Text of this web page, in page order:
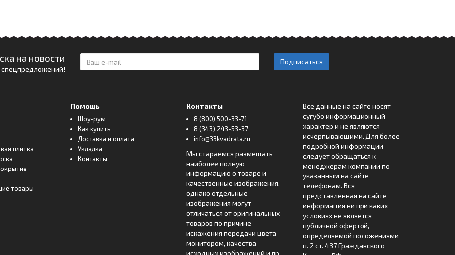
на новости
спецпредложений!
Подписаться
плитка
товары
Помощь
Шоу-рум
Как купить
Доставка и оплата
Укладка
Контакты
Контакты
8 (800) 500-33-71
8 (343) 243-53-37
info@33kvadrata.ru
Мы стараемся размещать
наиболее полную
информацию о товаре и
качественные изображения,
однако отдельные
изображения могут
отличаться от оригинальных
товаров по причине
искажения передачи цвета
монитором, качества
исходных изображений и пр.
Все данные на сайте носят
сугубо информационный
характер и не являются
исчерпывающими. Для более
подробной информации
следует обращаться к
менеджерам компании по
указанным на сайте
телефонам. Вся
представленная на сайте
информация ни при каких
условиях не является
публичной офертой,
определяемой положениями
п. 2 ст. 437 Гражданского